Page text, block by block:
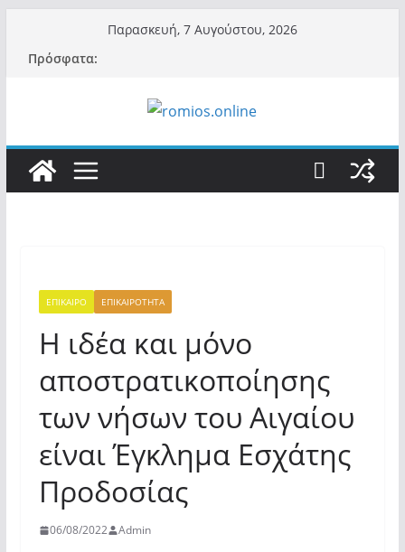
περιεχόμενο
Παρασκευή, 7 Αυγούστου, 2026
Πρόσφατα:
ΕΠΙΚΑΙΡΟ ΕΠΙΚΑΙΡΟΤΗΤΑ
Η ιδέα και μόνο
αποστρατικοποίησης
των νήσων του Αιγαίου
είναι Έγκλημα Εσχάτης
Προδοσίας
06/08/2022 Admin